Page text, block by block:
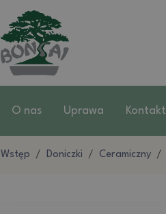
O nas Uprawa Kontakt
Wstęp Doniczki Ceramiczny